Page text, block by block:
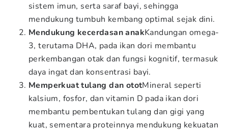
sistem imun, serta saraf bayi, sehingga
mendukung tumbuh kembang optimal sejak dini.
Mendukung kecerdasan anakKandungan omega-
3, terutama DHA, pada ikan dori membantu
perkembangan otak dan fungsi kognitif, termasuk
daya ingat dan konsentrasi bayi.
Memperkuat tulang dan ototMineral seperti
kalsium, fosfor, dan vitamin D pada ikan dori
membantu pembentukan tulang dan gigi yang
kuat, sementara proteinnya mendukung kekuatan